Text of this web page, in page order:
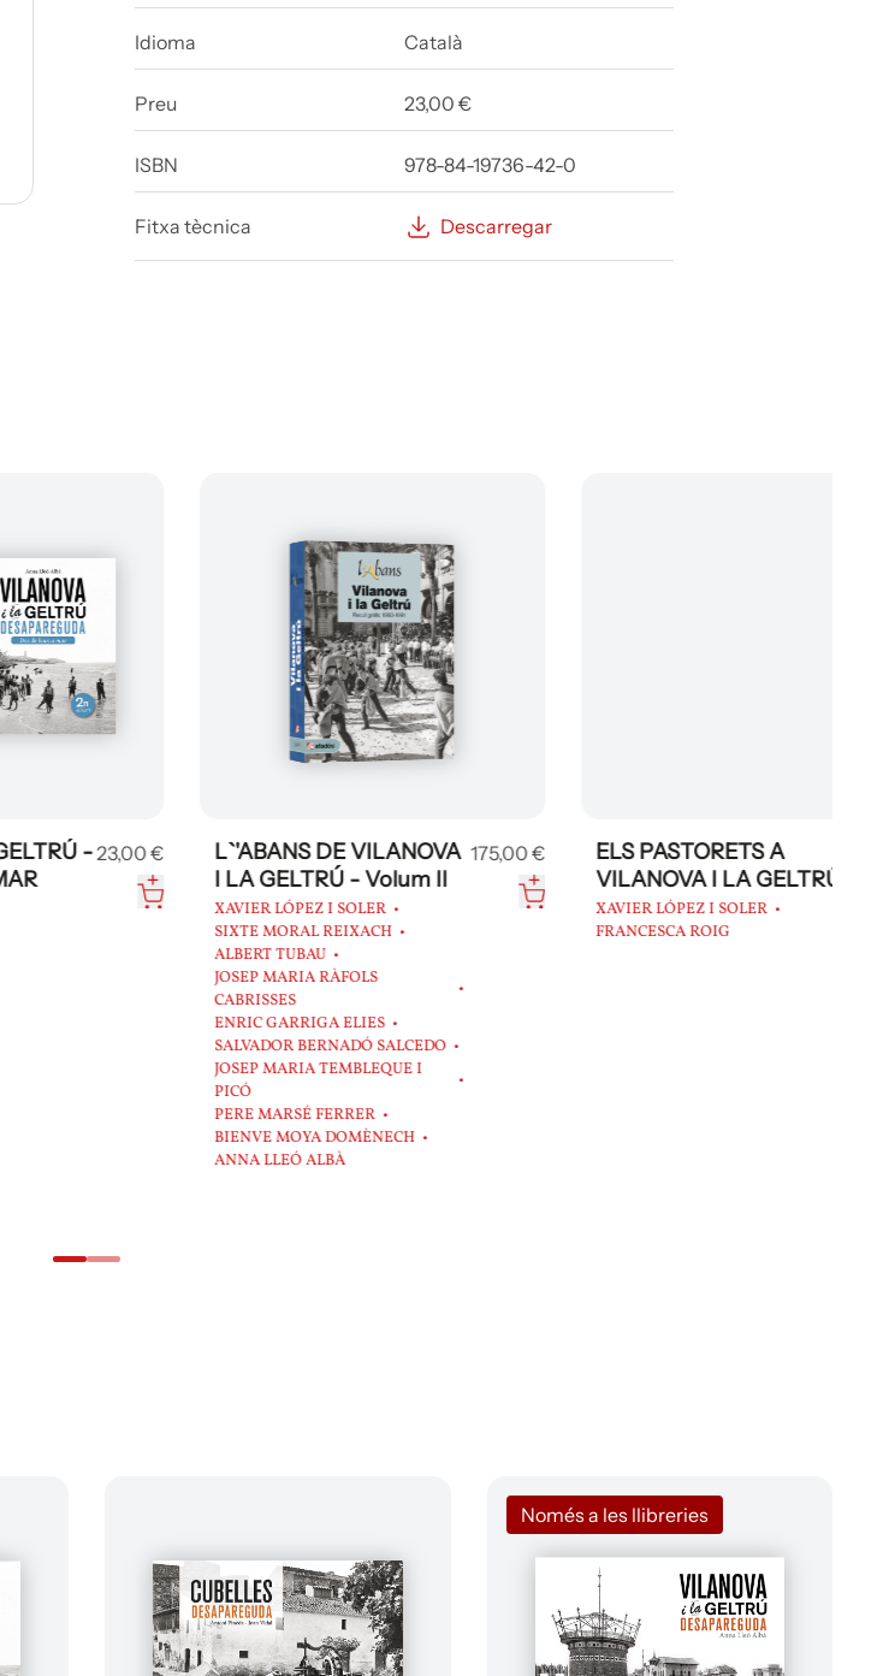
Idioma Català
Preu 23,00 €
ISBN 978-84-19736-42-0
Fitxa tècnica Descarregar
23,00 €
L`'ABANS DE VILANOVA
I LA GELTRÚ - Volum II
XAVIER LÓPEZ I SOLER
SIXTE MORAL REIXACH
ALBERT TUBAU
JOSEP MARIA RÀFOLS
ENRIC GARRIGA ELIES
SALVADOR BERNADÓ SALCEDO
JOSEP MARIA TEMBLEQUE I
PERE MARSÉ FERRER
BIENVE MOYA DOMÈNECH
ANNA LLEÓ ALBÀ
175,00 €
ELS PASTORETS A
VILANOVA I LA GELTRÚ
XAVIER LÓPEZ I SOLER
FRANCESCA ROIG
29,60 €
Només a les llibreries